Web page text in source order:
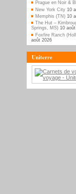
Prague en Noir &
New York City 10
Memphis (TN) 10
The Hut –
Springs, MS) 10
Foxfire Ranch
août 2026
Uniterre